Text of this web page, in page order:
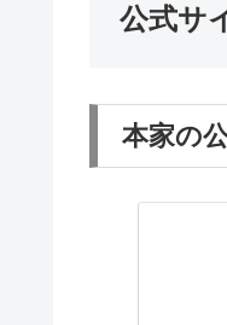
公式サ
本家の